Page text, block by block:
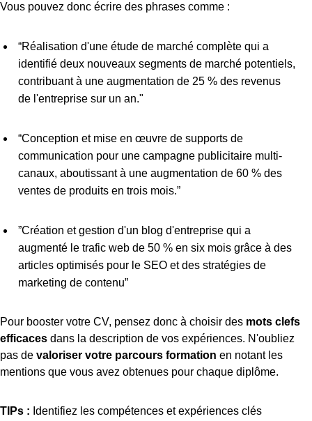
Vous pouvez donc écrire des phrases comme :
“Réalisation d'une étude de marché complète qui a
identifié deux nouveaux segments de marché potentiels,
contribuant à une augmentation de 25 % des revenus
de l'entreprise sur un an."
“Conception et mise en œuvre de supports de
communication pour une campagne publicitaire multi-
canaux, aboutissant à une augmentation de 60 % des
ventes de produits en trois mois.”
”Création et gestion d'un blog d'entreprise qui a
augmenté le trafic web de 50 % en six mois grâce à des
articles optimisés pour le SEO et des stratégies de
marketing de contenu”
Pour booster votre CV, pensez donc à choisir des mots clefs
efficaces dans la description de vos expériences. N'oubliez
pas de valoriser votre parcours formation en notant les
mentions que vous avez obtenues pour chaque diplôme.
TIPs : Identifiez les compétences et expériences clés